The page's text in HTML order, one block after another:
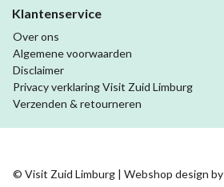
Klantenservice
Over ons
Algemene voorwaarden
Disclaimer
Privacy verklaring Visit Zuid Limburg
Verzenden & retourneren
© Visit Zuid Limburg | Webshop design by